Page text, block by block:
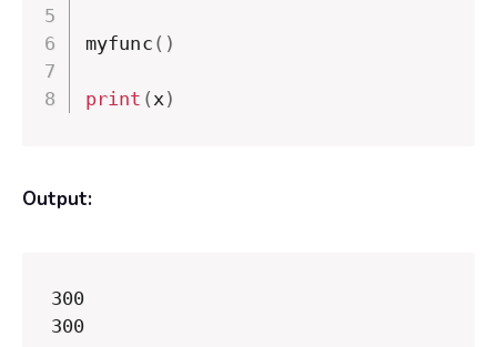
myfunc ( )
print ( x )
Output:
300
300